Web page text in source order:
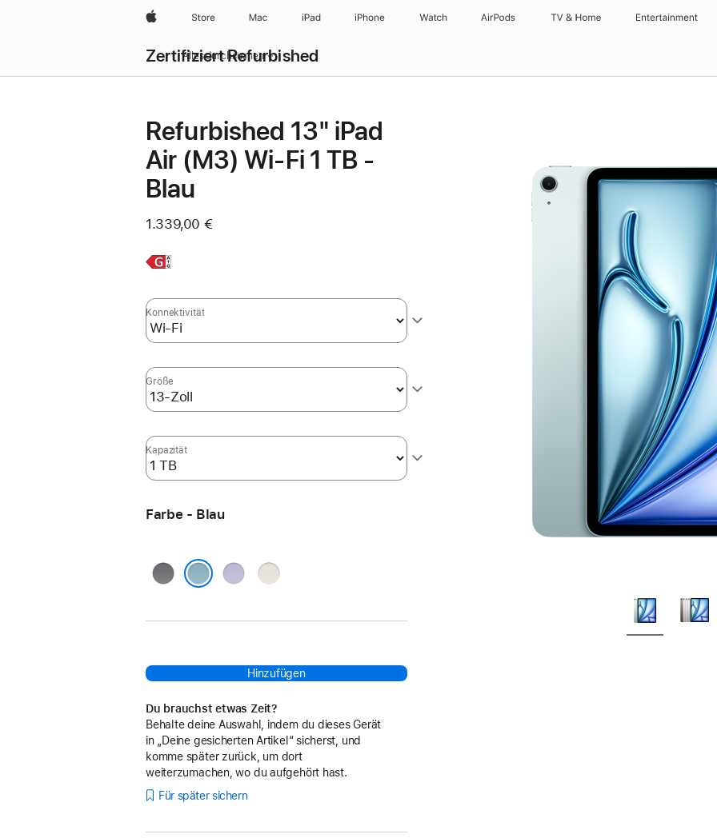
Apple Store Mac iPad iPhone Watch AirPods TV & Home Entertainment
Zertifiziert Refurbished
Alles durchsuchen
Refurbished 13" iPad
Air (M3) Wi‑Fi 1 TB -
Blau
1.339,00 €
Weitere
Konnektivität
Größe
Kapazität
Farbe - Blau
Space GrauViolettPolarstern
Hinzufügen
Du brauchst etwas Zeit?
Behalte deine Auswahl, indem du dieses Gerät
in „Deine gesicherten Artikel“ sicherst, und
komme später zurück, um dort
weiterzumachen, wo du aufgehört hast.
Für später sichern